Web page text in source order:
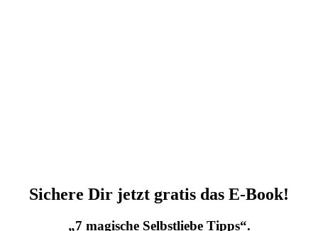
Sichere Dir jetzt gratis das E-Book!
„7 magische Selbstliebe Tipps“.